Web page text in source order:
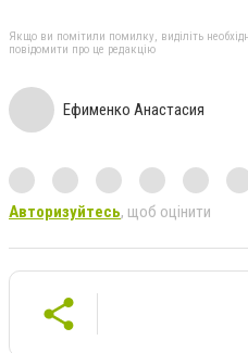
Якщо ви помітили помилку, виділіть
повідомити про це редакцію
Ефименко Анастасия
Авторизуйтесь, щоб оцінити